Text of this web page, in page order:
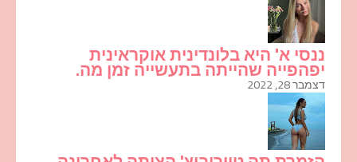
ננסי א' היא בלונדינית אוקראינית
יפהפייה שהייתה בתעשייה זמן מה.
דצמבר 28, 2022